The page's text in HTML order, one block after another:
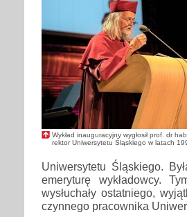
Wykład inauguracyjny wygłosił prof. dr
rektor Uniwersytetu Śląskiego w latach
Uniwersytetu Śląskiego.
emeryturę wykładowcy.
wysłuchały ostatniego,
czynnego pracownika